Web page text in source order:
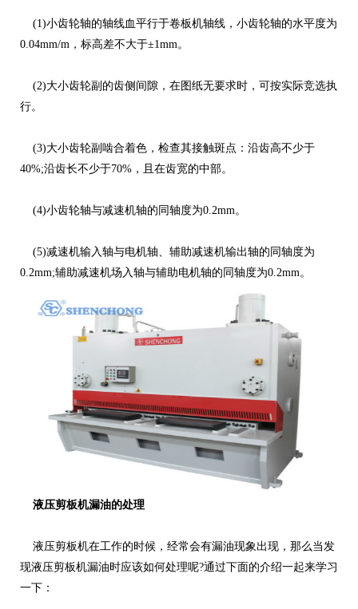
(1)小齿轮轴的轴线血平行于卷板机轴线，小齿轮轴的水平度为
0.04mm/m，标高差不大于±1mm。
(2)大小齿轮副的齿侧间隙，在图纸无要求时，可按实际竞选执
行。
(3)大小齿轮副啮合着色，检查其接触斑点：沿齿高不少于
40%;沿齿长不少于70%，且在齿宽的中部。
(4)小齿轮轴与减速机轴的同轴度为0.2mm。
(5)减速机输入轴与电机轴、辅助减速机输出轴的同轴度为
0.2mm;辅助减速机场入轴与辅助电机轴的同轴度为0.2mm。
液压剪板机漏油的处理
液压剪板机在工作的时候，经常会有漏油现象出现，那么当发
现液压剪板机漏油时应该如何处理呢?通过下面的介绍一起来学习
一下：